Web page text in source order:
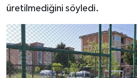
üretilmediğini söyledi.